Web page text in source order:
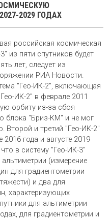
2029 ГОДАХ
российская космическая
из пяти спутников будет
лет, следует из
РИА Новости.
"Гео-ИК-2", включающая
ИК-2" в феврале 2011
орбиту из-за сбоя
блока "Бриз-КМ" и не мог
Второй и третий "Гео-ИК-2"
года и августе 2019
в систему "Гео-ИК-3"
(измерение
для градиентометрии
и два для
ха­рак­те­ри­зую­щих
для альтиметрии
для градиентометрии и